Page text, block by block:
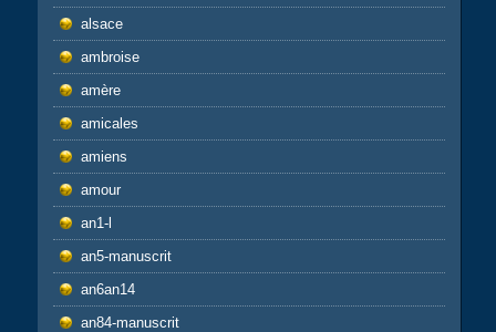
alsace
ambroise
amère
amicales
amiens
amour
an1-l
an5-manuscrit
an6an14
an84-manuscrit